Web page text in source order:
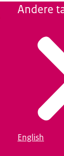
Andere
English